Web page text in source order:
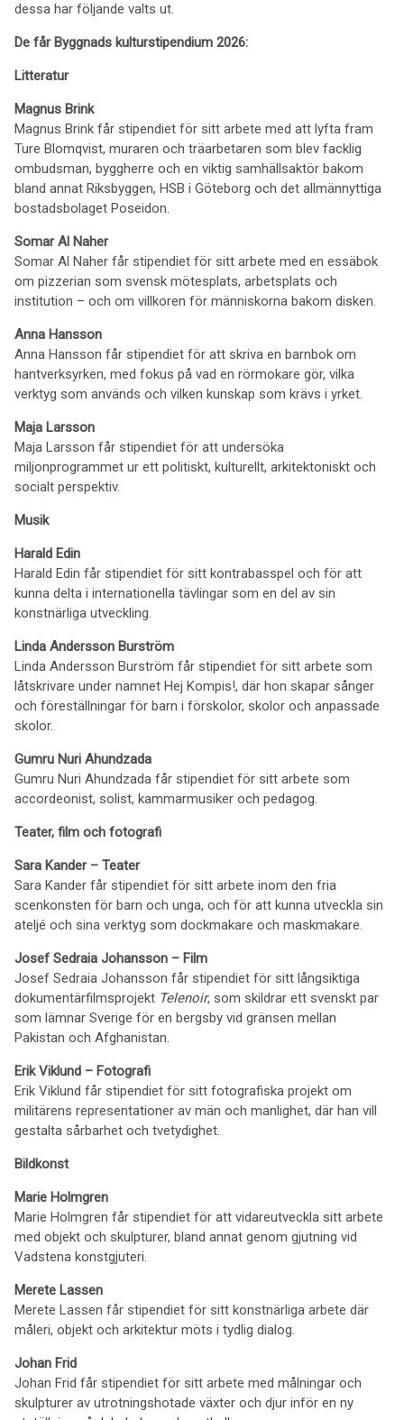
dessa har följande valts ut.
De får Byggnads kulturstipendium 2026:
Litteratur
Magnus Brink
Magnus Brink får stipendiet för sitt arbete med att lyfta fram
Ture Blomqvist, muraren och träarbetaren som blev facklig
ombudsman, byggherre och en viktig samhällsaktör bakom
bland annat Riksbyggen, HSB i Göteborg och det allmännyttiga
bostadsbolaget Poseidon.
Somar Al Naher
Somar Al Naher får stipendiet för sitt arbete med en essäbok
om pizzerian som svensk mötesplats, arbetsplats och
institution – och om villkoren för människorna bakom disken.
Anna Hansson
Anna Hansson får stipendiet för att skriva en barnbok om
hantverksyrken, med fokus på vad en rörmokare gör, vilka
verktyg som används och vilken kunskap som krävs i yrket.
Maja Larsson
Maja Larsson får stipendiet för att undersöka
miljonprogrammet ur ett politiskt, kulturellt, arkitektoniskt och
socialt perspektiv.
Musik
Harald Edin
Harald Edin får stipendiet för sitt kontrabasspel och för att
kunna delta i internationella tävlingar som en del av sin
konstnärliga utveckling.
Linda Andersson Burström
Linda Andersson Burström får stipendiet för sitt arbete som
låtskrivare under namnet Hej Kompis!, där hon skapar sånger
och föreställningar för barn i förskolor, skolor och anpassade
skolor.
Gumru Nuri Ahundzada
Gumru Nuri Ahundzada får stipendiet för sitt arbete som
accordeonist, solist, kammarmusiker och pedagog.
Teater, film och fotografi
Sara Kander – Teater
Sara Kander får stipendiet för sitt arbete inom den fria
scenkonsten för barn och unga, och för att kunna utveckla sin
ateljé och sina verktyg som dockmakare och maskmakare.
Josef Sedraia Johansson – Film
Josef Sedraia Johansson får stipendiet för sitt långsiktiga
dokumentärfilmsprojekt Telenoir, som skildrar ett svenskt par
som lämnar Sverige för en bergsby vid gränsen mellan
Pakistan och Afghanistan.
Erik Viklund – Fotografi
Erik Viklund får stipendiet för sitt fotografiska projekt om
militärens representationer av män och manlighet, där han vill
gestalta sårbarhet och tvetydighet.
Bildkonst
Marie Holmgren
Marie Holmgren får stipendiet för att vidareutveckla sitt arbete
med objekt och skulpturer, bland annat genom gjutning vid
Vadstena konstgjuteri.
Merete Lassen
Merete Lassen får stipendiet för sitt konstnärliga arbete där
måleri, objekt och arkitektur möts i tydlig dialog.
Johan Frid
Johan Frid får stipendiet för sitt arbete med målningar och
skulpturer av utrotningshotade växter och djur inför en ny